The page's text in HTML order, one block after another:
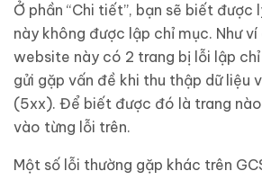
Ở phần “Chi tiết”, bạn sẽ biết
này không được lập chỉ mục. Như
website này có 2 trang bị lỗi lập
gửi gặp vấn đề khi thu thập dữ liệu
(5xx). Để biết được đó là trang
vào từng lỗi trên.
Một số lỗi thường gặp khác trên